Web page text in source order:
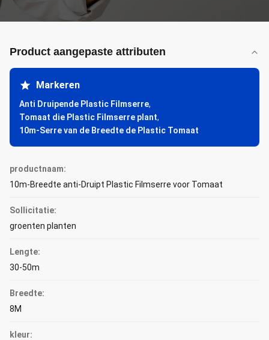
Product aangepaste attributen
Markeren
Anti Druipende Plastic Filmserre,
Tomaat die Plastic Filmserre plant,
10m-Serre van de Breedte de Plastic Tomaat
productnaam:
10m-Breedte anti-Druipt Plastic Filmserre voor Tomaat
Sollicitatie:
groenten planten
Lengte:
30-50m
Breedte:
8M
kleur: